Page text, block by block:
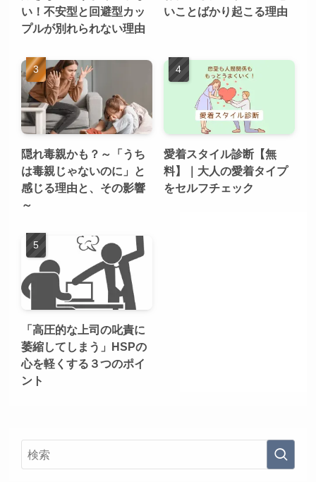
い！不安型と回避型カッ
プルが別れられない理由
いことばかり起こる理由
隠れ毒親かも？～「うち
は毒親じゃないのに」と
感じる理由と、その影響
～
愛着スタイル診断【無
料】｜大人の愛着タイプ
をセルフチェック
「高圧的な上司の叱責に
萎縮してしまう」HSPの
心を軽くする３つのポイ
ント